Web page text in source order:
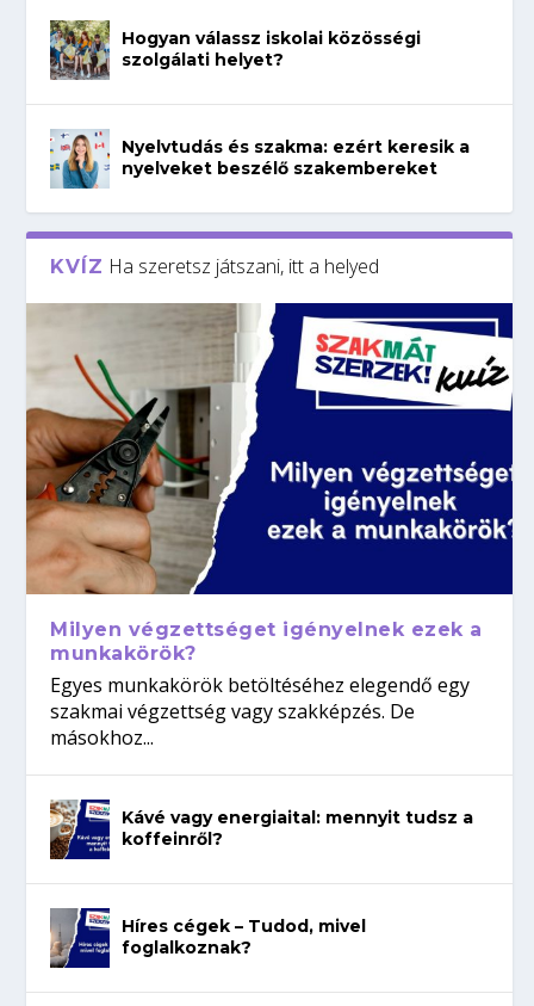
Hogyan válassz iskolai közösségi
szolgálati helyet?
Nyelvtudás és szakma: ezért keresik a
nyelveket beszélő szakembereket
KVÍZ Ha szeretsz játszani, itt a helyed
Milyen végzettséget igényelnek ezek a
munkakörök?
Egyes munkakörök betöltéséhez elegendő egy
szakmai végzettség vagy szakképzés. De
másokhoz...
Kávé vagy energiaital: mennyit tudsz a
koffeinről?
Híres cégek – Tudod, mivel
foglalkoznak?